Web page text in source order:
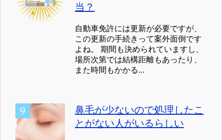
当？
自動車免許には更新が必要ですが、
この更新の手続きって案外面倒です
よね。 期間も決められていますし、
場所次第では結構距離もあったり、
また時間もかかる...
鼻毛が少ないので処理したこ
とがない人がいるらしい